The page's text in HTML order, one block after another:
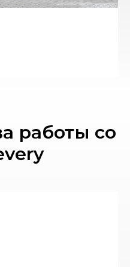
работы со